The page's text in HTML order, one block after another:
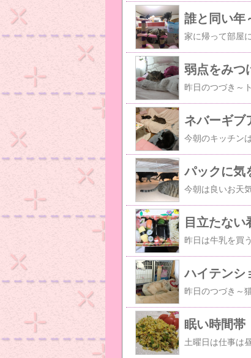
誰と同い年
弱点をみつ
ネバーギブ
パックに気
目立たない
ハイテンシ
眠い時間帯